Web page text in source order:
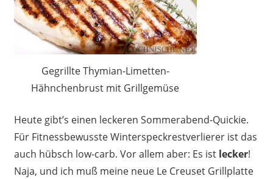
Gegrillte Thymian-Limetten-
Hähnchenbrust mit Grillgemüse
Heute gibt’s einen leckeren Sommerabend-Quickie.
Für Fitnessbewusste Winterspeckrestverlierer ist das
auch hübsch low-carb. Vor allem aber: Es ist lecker!
Naja, und ich muß meine neue Le Creuset Grillplatte